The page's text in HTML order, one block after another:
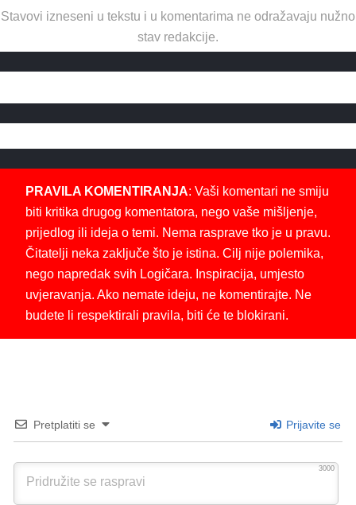
Stavovi izneseni u tekstu i u komentarima ne odražavaju nužno
stav redakcije.
PRAVILA KOMENTIRANJA: Vaši komentari ne smiju
biti kritika drugog komentatora, nego vaše mišljenje,
prijedlog ili ideja o temi. Nema rasprave tko je u pravu.
Čitatelji neka zaključe što je istina. Cilj nije polemika,
nego napredak svih Logičara. Inspiracija, umjesto
uvjeravanja. Ako nemate ideju, ne komentirajte. Ne
budete li respektirali pravila, biti će te blokirani.
Pretplatiti se Prijavite se
3000